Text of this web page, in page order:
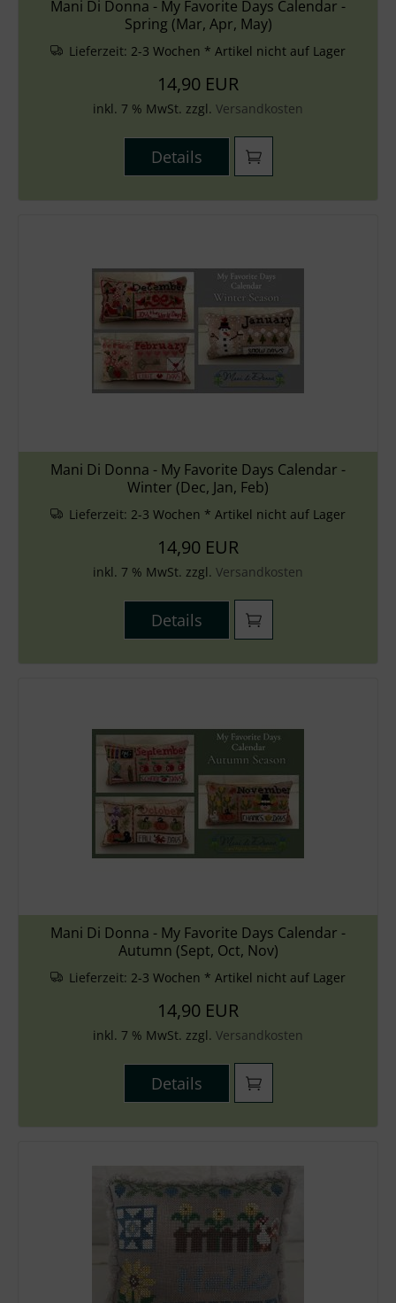
Mani Di Donna - My Favorite Days Calendar -
Spring (Mar, Apr, May)
Lieferzeit: 2-3 Wochen * Artikel nicht auf Lager
14,90 EUR
inkl. 7 % MwSt. zzgl. Versandkosten
Details
Mani Di Donna - My Favorite Days Calendar -
Winter (Dec, Jan, Feb)
Lieferzeit: 2-3 Wochen * Artikel nicht auf Lager
14,90 EUR
inkl. 7 % MwSt. zzgl. Versandkosten
Details
Mani Di Donna - My Favorite Days Calendar -
Autumn (Sept, Oct, Nov)
Lieferzeit: 2-3 Wochen * Artikel nicht auf Lager
14,90 EUR
inkl. 7 % MwSt. zzgl. Versandkosten
Details